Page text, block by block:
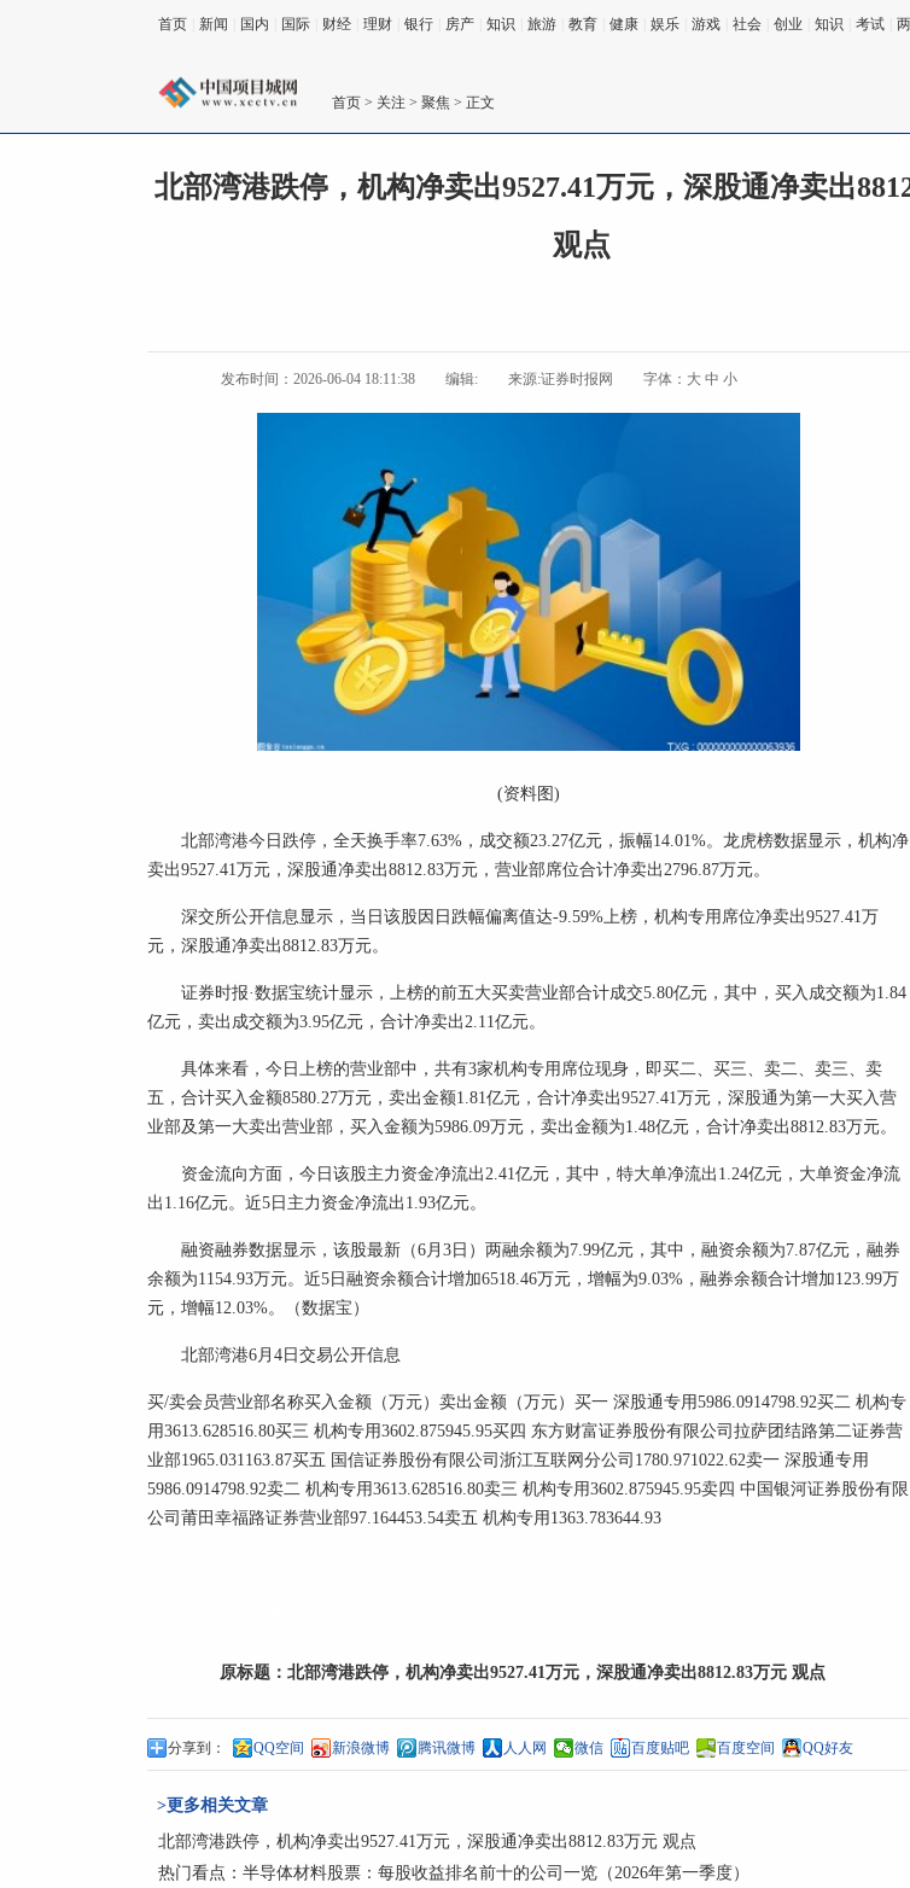
首页 新闻 国内 国际 财经 理财 银行 房产 知识 旅游 教育 健康 娱乐 游戏 社会 创业 知识 考试
首页 > 关注 > 聚焦 > 正文
北部湾港跌停，机构净卖出9527.41万元，深股通净卖出
观点
发布时间：2026-06-04 18:11:38 编辑: 来源:证券时报网 字体： 大 中 小
(资料图)
北部湾港今日跌停，全天换手率7.63%，成交额23.27亿元，振幅14.01%。龙虎榜数据显示，机构净
卖出9527.41万元，深股通净卖出8812.83万元，营业部席位合计净卖出2796.87万元。
深交所公开信息显示，当日该股因日跌幅偏离值达-9.59%上榜，机构专用席位净卖出9527.41万
元，深股通净卖出8812.83万元。
证券时报·数据宝统计显示，上榜的前五大买卖营业部合计成交5.80亿元，其中，买入成交额为1.84
亿元，卖出成交额为3.95亿元，合计净卖出2.11亿元。
具体来看，今日上榜的营业部中，共有3家机构专用席位现身，即买二、买三、卖二、卖三、卖
五，合计买入金额8580.27万元，卖出金额1.81亿元，合计净卖出9527.41万元，深股通为第一大买入营
业部及第一大卖出营业部，买入金额为5986.09万元，卖出金额为1.48亿元，合计净卖出8812.83万元。
资金流向方面，今日该股主力资金净流出2.41亿元，其中，特大单净流出1.24亿元，大单资金净流
出1.16亿元。近5日主力资金净流出1.93亿元。
融资融券数据显示，该股最新（6月3日）两融余额为7.99亿元，其中，融资余额为7.87亿元，融券
余额为1154.93万元。近5日融资余额合计增加6518.46万元，增幅为9.03%，融券余额合计增加123.99万
元，增幅12.03%。（数据宝）
北部湾港6月4日交易公开信息
买/卖会员营业部名称买入金额（万元）卖出金额（万元）买一 深股通专用5986.0914798.92买二 机构专
用3613.628516.80买三 机构专用3602.875945.95买四 东方财富证券股份有限公司拉萨团结路第二证券营
业部1965.031163.87买五 国信证券股份有限公司浙江互联网分公司1780.971022.62卖一 深股通专用
5986.0914798.92卖二 机构专用3613.628516.80卖三 机构专用3602.875945.95卖四 中国银河证券股份有限
公司莆田幸福路证券营业部97.164453.54卖五 机构专用1363.783644.93
原标题： 北部湾港跌停，机构净卖出9527.41万元，深股通净卖出8812.83万元 观点
分享到： QQ空间 新浪微博 腾讯微博 人人网 微信 百度贴吧 百度空间 QQ好友
>更多相关文章
北部湾港跌停，机构净卖出9527.41万元，深股通净卖出8812.83万元 观点
热门看点：半导体材料股票：每股收益排名前十的公司一览（2026年第一季度）